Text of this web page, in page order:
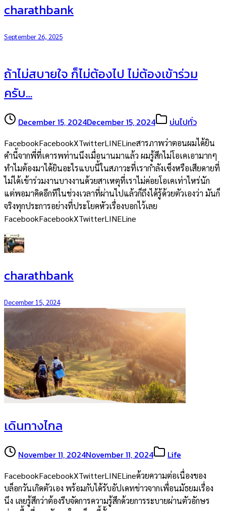
charathbank
September 26, 2025
ถ้าไม่สบายใจ ก็ไม่ต้องไป ไม่ต้องเข้าร่วม
ครับ…
December 15, 2024December 15, 2024 บ่นไปทั่ว
FacebookFacebookXTwitterLINELineสารภาพว่าตอนผมได้ยิน
คำนี้จากพี่ที่เคารพท่านนึงเมื่อนานมาแล้ว ผมรู้สึกไม่โอเคเอามากๆ
ทำไมต้องมาได้ยินอะไรแบบนี้ในสภาวะที่เรากำลังเซ็งหรือเสียดายที่
ไม่ได้เข้าร่วมงานบางงานด้วยสาเหตุที่เราไม่ค่อยโอเคเท่าไหร่นัก
แต่พอมาคิดอีกทีในช่วงเวลาที่ผ่านไปแล้วก็ถึงได้รู้ด้วยตัวเองว่า มันก็
จริงทุกประการอย่างที่ประโยคหัวเรื่องบอกไว้เลย
FacebookFacebookXTwitterLINELine
charathbank
December 15, 2024
เดินทางไกล
November 11, 2024November 11, 2024 Life
FacebookFacebookXTwitterLINELineด้วยความต่อเนื่องของ
บล็อกวันเกิดตัวเอง พร้อมกับได้รับอัปเดทข่าวจากเพื่อนมัธยมเรื่อง
นึง เลยรู้สึกว่าต้องรีบจัดการความรู้สึกด้วยการระบายผ่านตัวอักษร